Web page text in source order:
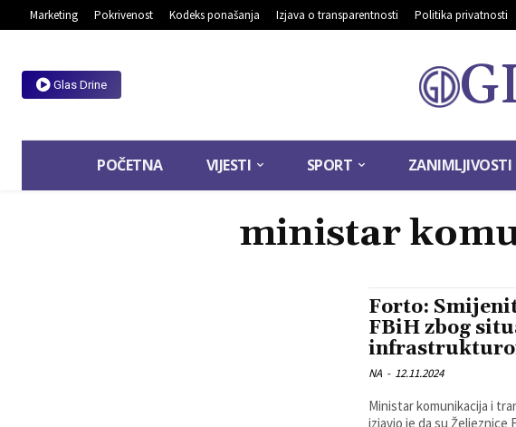
Marketing Pokrivenost Kodeks ponašanja Izjava o transparentnosti Politika privatnosti
Glas Drine
POČETNA VIJESTI SPORT ZANIMLJIVOSTI
ministar
Forto:
FBiH zbog
NA - 12.11.2024
Ministar komunikacija i
izjavio je da su Željeznice